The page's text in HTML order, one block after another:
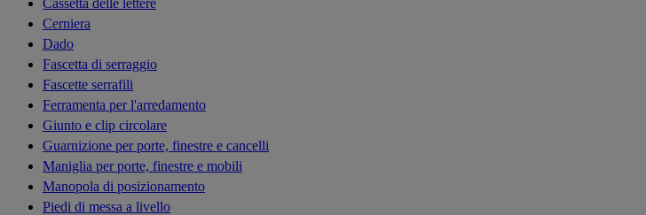
Cerniera
Dado
Fascetta di serraggio
Fascette serrafili
Ferramenta per l'arredamento
Giunto e clip circolare
Guarnizione per porte, finestre e cancelli
Maniglia per porte, finestre e mobili
Manopola di posizionamento
Piedi di messa a livello